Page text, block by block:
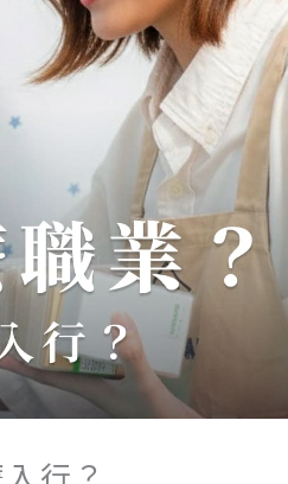
行？